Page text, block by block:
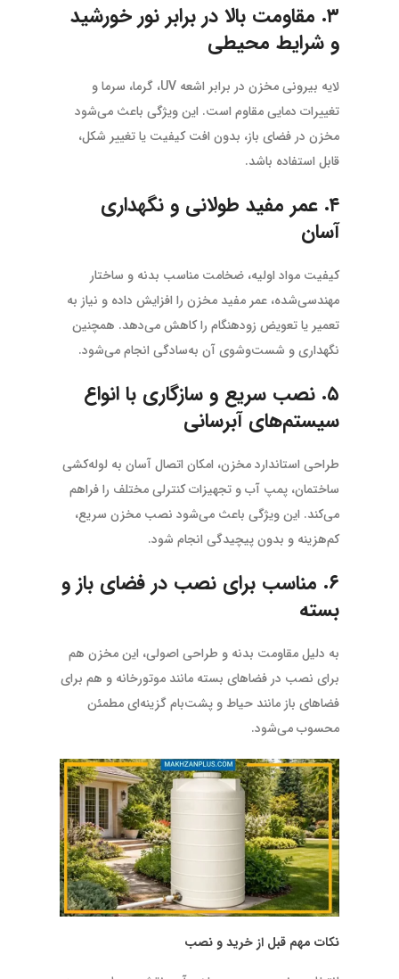
۳. مقاومت بالا در برابر نور خورشید
و شرایط محیطی
لایه بیرونی مخزن در برابر اشعه UV، گرما، سرما و
تغییرات دمایی مقاوم است. این ویژگی باعث می‌شود
مخزن در فضای باز، بدون افت کیفیت یا تغییر شکل،
قابل استفاده باشد.
۴. عمر مفید طولانی و نگهداری
آسان
کیفیت مواد اولیه، ضخامت مناسب بدنه و ساختار
مهندسی‌شده، عمر مفید مخزن را افزایش داده و نیاز به
تعمیر یا تعویض زودهنگام را کاهش می‌دهد. همچنین
نگهداری و شست‌وشوی آن به‌سادگی انجام می‌شود.
۵. نصب سریع و سازگاری با انواع
سیستم‌های آبرسانی
طراحی استاندارد مخزن، امکان اتصال آسان به لوله‌کشی
ساختمان، پمپ آب و تجهیزات کنترلی مختلف را فراهم
می‌کند. این ویژگی باعث می‌شود نصب مخزن سریع،
کم‌هزینه و بدون پیچیدگی انجام شود.
۶. مناسب برای نصب در فضای باز و
بسته
به دلیل مقاومت بدنه و طراحی اصولی، این مخزن هم
برای نصب در فضاهای بسته مانند موتورخانه و هم برای
فضاهای باز مانند حیاط و پشت‌بام گزینه‌ای مطمئن
محسوب می‌شود.
نکات مهم قبل از خرید و نصب